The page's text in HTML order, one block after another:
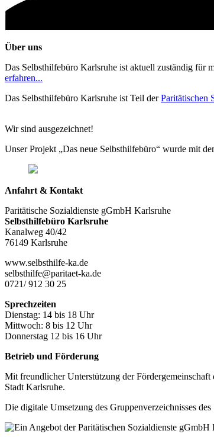
Über uns
Das Selbsthilfebüro Karlsruhe ist aktuell zuständig für
erfahren...
Das Selbsthilfebüro Karlsruhe ist Teil derParitätischen
Wir sind ausgezeichnet!
Unser Projekt „Das neue Selbsthilfebüro“ wurde mit
Anfahrt & Kontakt
Paritätische Sozialdienste gGmbH Karlsruhe
Selbsthilfebüro Karlsruhe
Kanalweg 40/42
76149 Karlsruhe
www.selbsthilfe-ka.de
selbsthilfe@paritaet-ka.de
0721/ 912 30 25
Sprechzeiten
Dienstag: 14 bis 18 Uhr
Mittwoch: 8 bis 12 Uhr
Donnerstag 12 bis 16 Uhr
Betrieb und Förderung
Mit freundlicher Unterstützung der
Stadt Karlsruhe.
Die digitale Umsetzung des Gruppen­verzeichnisses